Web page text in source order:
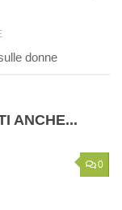
donne
ANCHE...
0